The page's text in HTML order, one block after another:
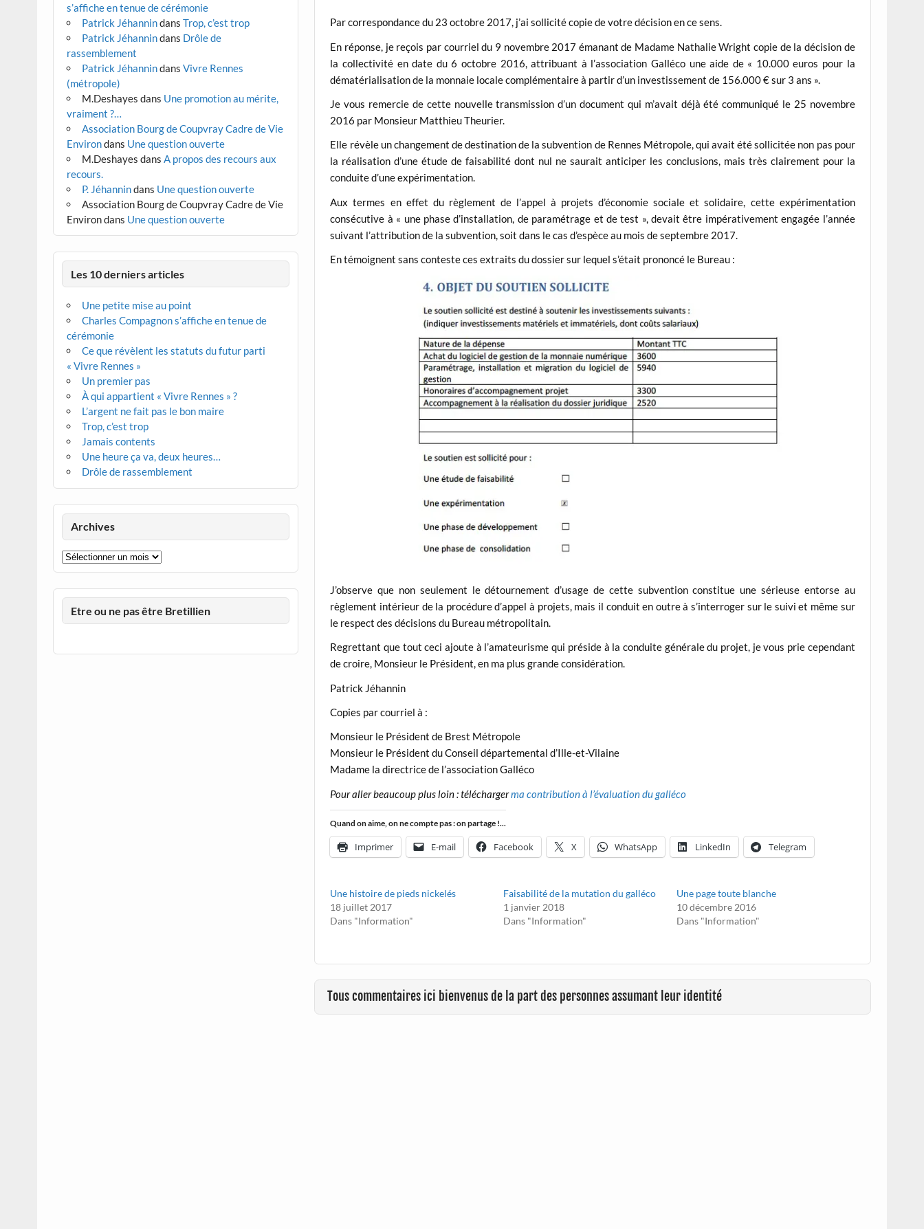
Par correspondance du 23 octobre 2017, j’ai sollicité copie de votre décision en ce sens.
En réponse, je reçois par courriel du 9 novembre 2017 émanant de Madame Nathalie Wright copie de la décision de
la collectivité en date du 6 octobre 2016, attribuant à l’association Galléco une aide de « 10.000 euros pour la
dématérialisation de la monnaie locale complémentaire à partir d’un investissement de 156.000 € sur 3 ans ».
Je vous remercie de cette nouvelle transmission d’un document qui m’avait déjà été communiqué le 25 novembre
2016 par Monsieur Matthieu Theurier.
Elle révèle un changement de destination de la subvention de Rennes Métropole, qui avait été sollicitée non pas pour
la réalisation d’une étude de faisabilité dont nul ne saurait anticiper les conclusions, mais très clairement pour la
conduite d’une expérimentation.
Aux termes en effet du règlement de l’appel à projets d’économie sociale et solidaire, cette expérimentation
consécutive à « une phase d’installation, de paramétrage et de test », devait être impérativement engagée l’année
suivant l’attribution de la subvention, soit dans le cas d’espèce au mois de septembre 2017.
En témoignent sans conteste ces extraits du dossier sur lequel s’était prononcé le Bureau :
J’observe que non seulement le détournement d’usage de cette subvention constitue une sérieuse entorse au
règlement intérieur de la procédure d’appel à projets, mais il conduit en outre à s’interroger sur le suivi et même sur
le respect des décisions du Bureau métropolitain.
Regrettant que tout ceci ajoute à l’amateurisme qui préside à la conduite générale du projet, je vous prie cependant
de croire, Monsieur le Président, en ma plus grande considération.
Patrick Jéhannin
Copies par courriel à :
Monsieur le Président de Brest Métropole
Monsieur le Président du Conseil départemental d’Ille-et-Vilaine
Madame la directrice de l’association Galléco
Pour aller beaucoup plus loin : téléchargerma contribution à l’évaluation du galléco
Quand on aime, on ne compte pas : on partage !...
Imprimer E-mail Facebook X WhatsApp LinkedIn Telegram
Une histoire de pieds nickelés
18 juillet 2017
Dans "Information"
Faisabilité de la mutation du galléco
1 janvier 2018
Dans "Information"
Une page toute blanche
10 décembre 2016
Dans "Information"
Tous commentaires ici bienvenus de la part des personnes assumant leur identité
s’affiche en tenue de cérémonie
Patrick Jéhannindans Trop, c’est trop
Patrick Jéhannindans Drôle de
rassemblement
Patrick Jéhannindans Vivre Rennes
(métropole)
M.Deshayes dans Une promotion au mérite,
vraiment ?…
Association Bourg de Coupvray Cadre de Vie
Environdans Une question ouverte
M.Deshayes dans A propos des recours aux
recours.
P. Jéhannindans Une question ouverte
Association Bourg de Coupvray Cadre de Vie
Environdans Une question ouverte
Les 10 derniers articles
Une petite mise au point
Charles Compagnon s’affiche en tenue de
cérémonie
Ce que révèlent les statuts du futur parti
« Vivre Rennes »
Un premier pas
À qui appartient « Vivre Rennes » ?
L’argent ne fait pas le bon maire
Trop, c’est trop
Jamais contents
Une heure ça va, deux heures…
Drôle de rassemblement
Archives
Archives
Etre ou ne pas être Bretillien